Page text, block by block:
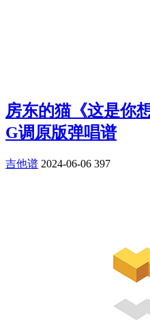
房东的猫《这是你
G调原版弹唱谱
吉他谱 2024-06-06 397